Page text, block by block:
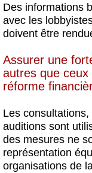
Des informations
avec les
doivent être
Assurer une
autres que ceux
réforme
Les
auditions sont
des mesures ne
représentation
organisations de